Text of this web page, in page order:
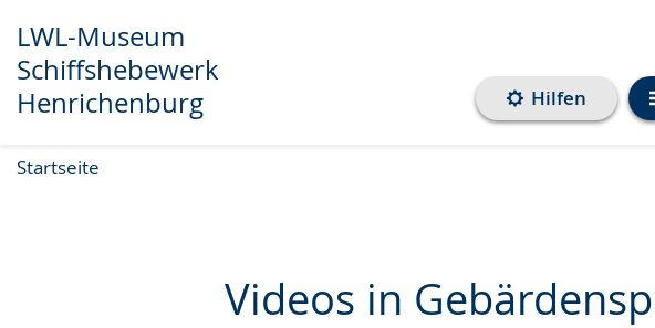
Transkript anzeigen
Abspielen
Pausieren
LWL-Museum
Schiffshebewerk
Henrichenburg
Hilfen
Startseite
Videos in